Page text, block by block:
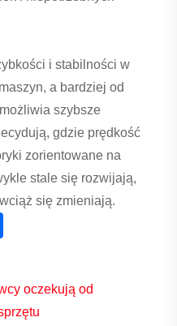
i stabilności w
a bardziej od
szybsze
gdzie prędkość
zorientowane na
stale się rozwijają,
się zmieniają.
oczekują od